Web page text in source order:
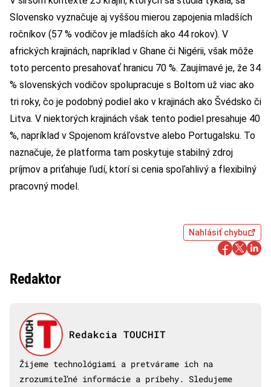
Slovensko vyznačuje aj vyššou mierou zapojenia mladších
ročníkov (57 % vodičov je mladších ako 44 rokov). V
afrických krajinách, napríklad v Ghane či Nigérii, však môže
toto percento presahovať hranicu 70 %. Zaujímavé je, že 34
% slovenských vodičov spolupracuje s Boltom už viac ako
tri roky, čo je podobný podiel ako v krajinách ako Švédsko či
Litva. V niektorých krajinách však tento podiel presahuje 40
%, napríklad v Spojenom kráľovstve alebo Portugalsku. To
naznačuje, že platforma tam poskytuje stabilný zdroj
príjmov a priťahuje ľudí, ktorí si cenia spoľahlivý a flexibilný
pracovný model.
Nahlásiť chybu
Redaktor
Redakcia TOUCHIT
Žijeme technológiami a pretvárame ich na
zrozumiteľné informácie a príbehy. Sledujeme